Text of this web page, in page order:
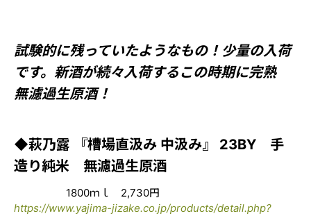
試験的に残っていたようなもの！少量の入荷
です。新酒が続々入荷するこの時期に完熟
無濾過生原酒！
◆萩乃露 『槽場直汲み 中汲み』 23BY 手
造り純米 無濾過生原酒
1800ｍｌ 2,730円
https://www.yajima-jizake.co.jp/products/detail.php?